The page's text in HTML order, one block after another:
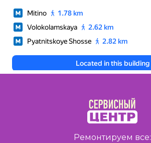
Ремонтируем все: